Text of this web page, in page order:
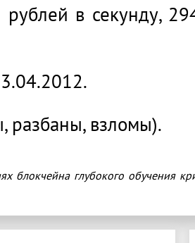
в секунду,
разбаны, взломы).
блокчейна глубокого обучения